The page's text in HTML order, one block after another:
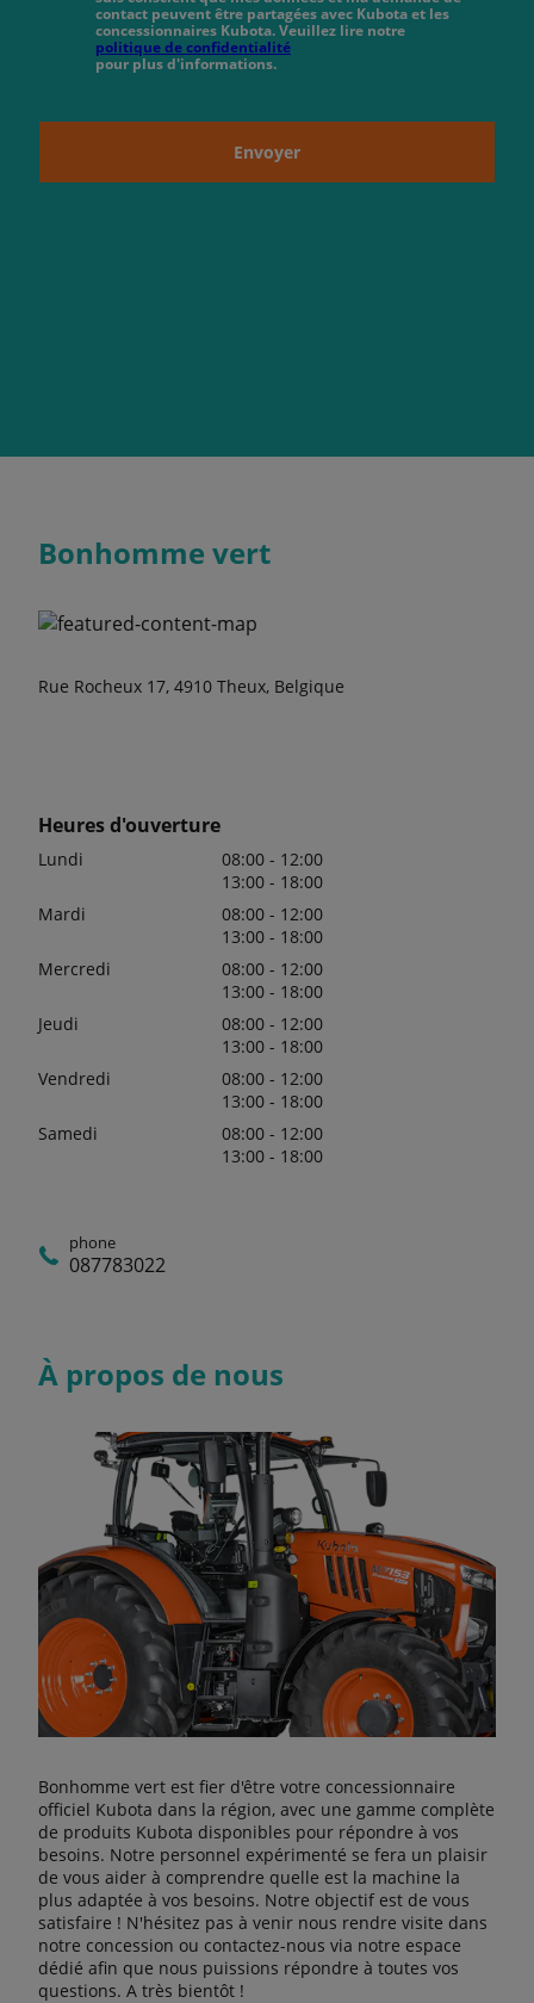
contact peuvent être partagées avec Kubota et les
concessionnaires Kubota. Veuillez lire notre
politique de confidentialité
pour plus d'informations.
Envoyer
Bonhomme vert
Rue Rocheux 17, 4910 Theux, Belgique
Heures d'ouverture
Lundi
08:00 - 12:00
13:00 - 18:00
Mardi
08:00 - 12:00
13:00 - 18:00
Mercredi
08:00 - 12:00
13:00 - 18:00
Jeudi
08:00 - 12:00
13:00 - 18:00
Vendredi
08:00 - 12:00
13:00 - 18:00
Samedi
08:00 - 12:00
13:00 - 18:00
phone
087783022
À propos de nous
Bonhomme vert est fier d'être votre concessionnaire
officiel Kubota dans la région, avec une gamme complète
de produits Kubota disponibles pour répondre à vos
besoins. Notre personnel expérimenté se fera un plaisir
de vous aider à comprendre quelle est la machine la
plus adaptée à vos besoins. Notre objectif est de vous
satisfaire ! N'hésitez pas à venir nous rendre visite dans
notre concession ou contactez-nous via notre espace
dédié afin que nous puissions répondre à toutes vos
questions. A très bientôt !